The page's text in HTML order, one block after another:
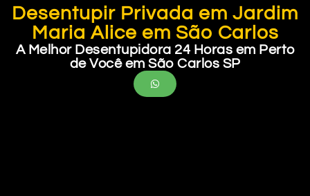
Desentupir Privada em Jardim
Maria Alice em São Carlos
A Melhor Desentupidora 24 Horas em Perto
de Você em São Carlos SP